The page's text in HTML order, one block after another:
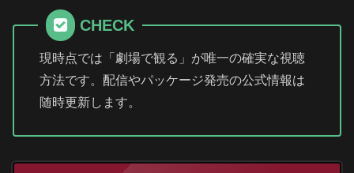
CHECK
現時点では「劇場で観る」が唯一の確実な視聴
方法です。配信やパッケージ発売の公式情報は
随時更新します。